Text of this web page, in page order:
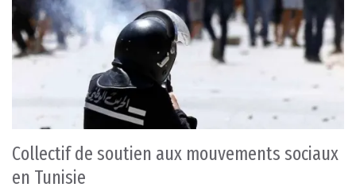
Collectif de soutien aux mouvements sociaux
en Tunisie